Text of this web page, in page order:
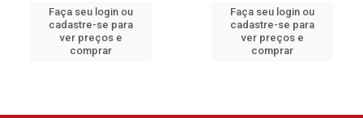
Faça seu login ou
cadastre-se para
ver preços e
comprar
Faça seu login ou
cadastre-se para
ver preços e
comprar